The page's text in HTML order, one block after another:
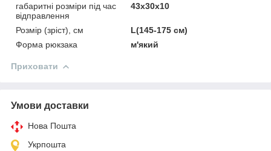
габаритні розміри під час
відправлення
43x30x10
Розмір (зріст), см
L(145-175 см)
Форма рюкзака
м'який
Приховати
Умови доставки
Нова Пошта
Укрпошта